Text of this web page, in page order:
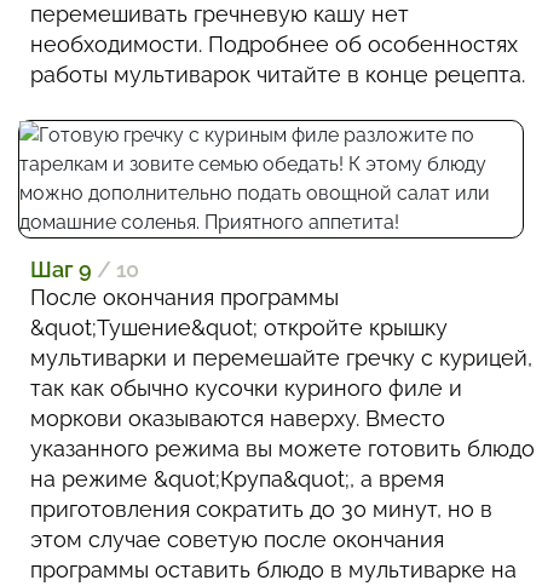
перемешивать гречневую кашу нет
необходимости. Подробнее об особенностях
работы мультиварок читайте в конце рецепта.
Шаг 9 / 10
После окончания программы
&quot;Тушение&quot; откройте крышку
мультиварки и перемешайте гречку с курицей,
так как обычно кусочки куриного филе и
моркови оказываются наверху. Вместо
указанного режима вы можете готовить блюдо
на режиме &quot;Крупа&quot;, а время
приготовления сократить до 30 минут, но в
этом случае советую после окончания
программы оставить блюдо в мультиварке на